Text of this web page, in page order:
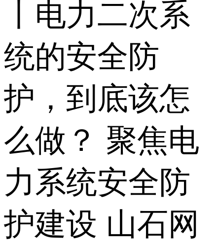
丨电力二次系
统的安全防
护，到底该怎
么做？ 聚焦电
力系统安全防
护建设 山石网